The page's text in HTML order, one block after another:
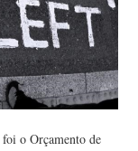
o Orçamento de